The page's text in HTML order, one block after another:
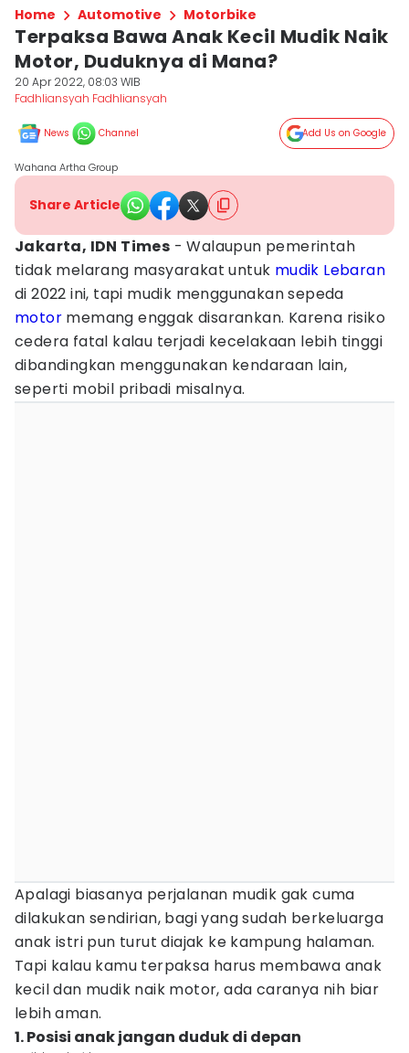
Home Automotive Motorbike
Terpaksa Bawa Anak Kecil Mudik Naik
Motor, Duduknya di Mana?
20 Apr 2022, 08:03 WIB
Fadhliansyah Fadhliansyah
News Channel Add Us on Google
Wahana Artha Group
Share Article
Jakarta, IDN Times - Walaupun pemerintah
tidak melarang masyarakat untuk mudik Lebaran
di 2022 ini, tapi mudik menggunakan sepeda
motor memang enggak disarankan. Karena risiko
cedera fatal kalau terjadi kecelakaan lebih tinggi
dibandingkan menggunakan kendaraan lain,
seperti mobil pribadi misalnya.
Apalagi biasanya perjalanan mudik gak cuma
dilakukan sendirian, bagi yang sudah berkeluarga
anak istri pun turut diajak ke kampung halaman.
Tapi kalau kamu terpaksa harus membawa anak
kecil dan mudik naik motor, ada caranya nih biar
lebih aman.
1. Posisi anak jangan duduk di depan